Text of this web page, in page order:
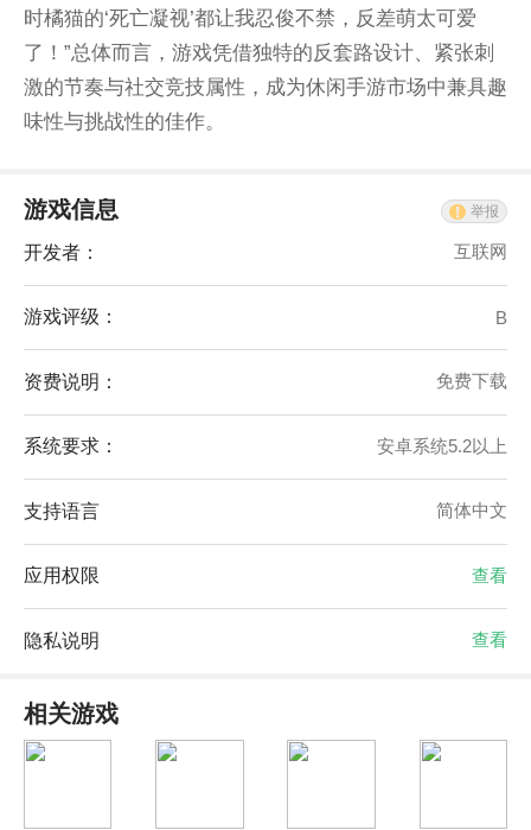
时橘猫的‘死亡凝视’都让我忍俊不禁，反差萌太可爱
了！”总体而言，游戏凭借独特的反套路设计、紧张刺
激的节奏与社交竞技属性，成为休闲手游市场中兼具趣
味性与挑战性的佳作。
游戏信息 举报
开发者： 互联网
游戏评级： B
资费说明： 免费下载
系统要求： 安卓系统5.2以上
支持语言 简体中文
应用权限 查看
隐私说明 查看
相关游戏